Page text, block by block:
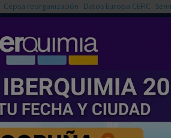
Cepsa reorganización Datos Europa CEFIC
NOTICIAS PRODUCTOS
EMPRESAS PREMIUM